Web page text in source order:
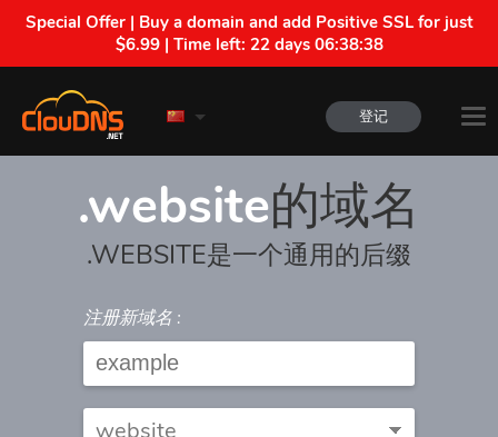
Special Offer | Buy a domain and add Positive SSL for just
$6.99 | Time left: 22 days 06:38:38
登记
.website的域名
.WEBSITE是一个通用的后缀
注册新域名 :